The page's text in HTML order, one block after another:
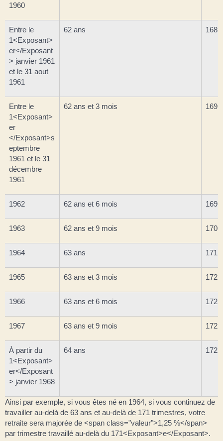
1960
Entre le
1<Exposant>
er</Exposant
> janvier 1961
et le 31 aout
1961
62 ans 168
Entre le
1<Exposant>
er
</Exposant>s
eptembre
1961 et le 31
décembre
1961
62 ans et 3 mois 169
1962 62 ans et 6 mois 169
1963 62 ans et 9 mois 170
1964 63 ans 171
1965 63 ans et 3 mois 172
1966 63 ans et 6 mois 172
1967 63 ans et 9 mois 172
À partir du
1<Exposant>
er</Exposant
> janvier 1968
64 ans 172
Ainsi par exemple, si vous êtes né en 1964, si vous continuez de
travailler au-delà de 63 ans et au-delà de 171 trimestres, votre
retraite sera majorée de <span class="valeur">1,25 %</span>
par trimestre travaillé au-delà du 171<Exposant>e</Exposant>.